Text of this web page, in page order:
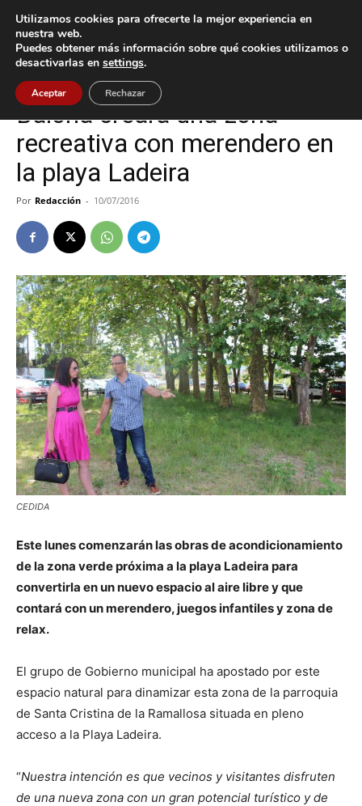
Inicio Baiona
Baiona Política
Baiona creará una zona
recreativa con merendero en
la playa Ladeira
Por Redacción - 10/07/2016
CEDIDA
Este lunes comenzarán las obras de acondicionamiento
de la zona verde próxima a la playa Ladeira para
convertirla en un nuevo espacio al aire libre y que
contará con un merendero, juegos infantiles y zona de
relax.
El grupo de Gobierno municipal ha apostado por este
espacio natural para dinamizar esta zona de la parroquia
de Santa Cristina de la Ramallosa situada en pleno
acceso a la Playa Ladeira.
“Nuestra intención es que vecinos y visitantes disfruten
de una nueva zona con un gran potencial turístico y de
Utilizamos cookies para ofrecerte la mejor experiencia en
nuestra web.
Puedes obtener más información sobre qué cookies utilizamos o
desactivarlas en settings.
Aceptar Rechazar